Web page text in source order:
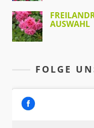
USWAHL
FOLGE